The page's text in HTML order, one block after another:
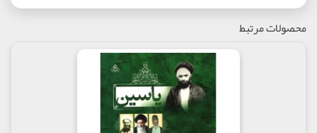
سیره انبیا و اولیای الهی در زمینه گفتن مستمر اذکار الهی
از دیگر محورهای مورد بحث در این نوشتار است.
مولف : روح الله لک علی آبادی
انتشارات : عطش
محصولات مرتبط